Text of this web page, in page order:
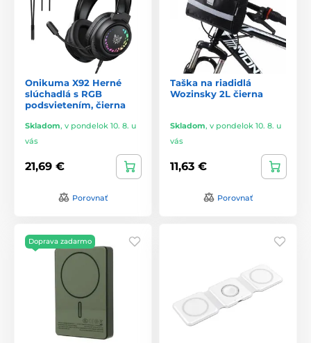
Onikuma X92 Herné
slúchadlá s RGB
podsvietením, čierna
Skladom, v pondelok 10. 8. u
vás
21,69 €
Porovnať
Taška na riadidlá
Wozinsky 2L čierna
Skladom, v pondelok 10. 8. u
vás
11,63 €
Porovnať
Doprava zadarmo